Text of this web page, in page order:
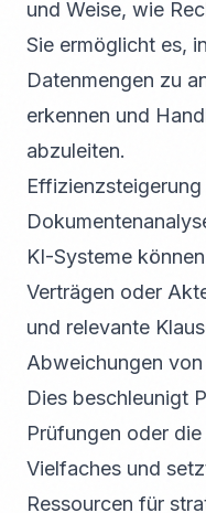
und Weise, wie
Sie ermöglicht es,
Datenmengen zu
erkennen und
abzuleiten.
KI-Systeme
Verträgen oder
und relevante
Abweichungen
Dies beschleunigt
Prüfungen oder
Vielfaches und
Ressourcen für